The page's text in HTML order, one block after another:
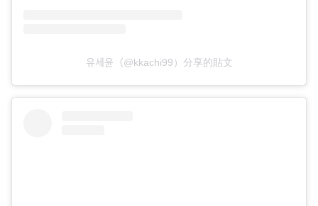
유세윤（@kkachi99）分享的貼文